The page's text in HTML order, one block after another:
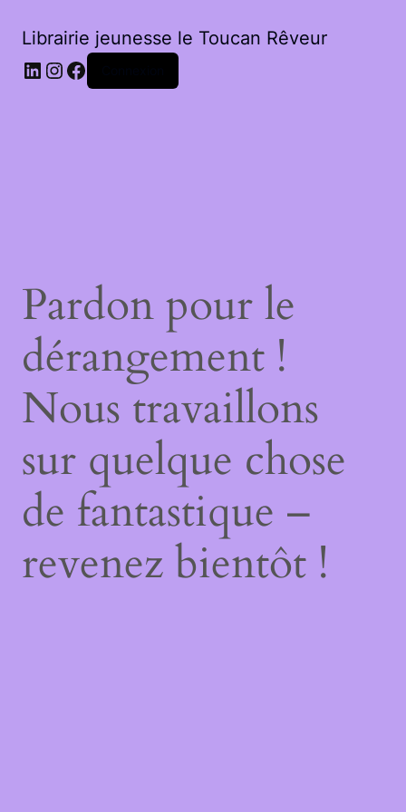
Librairie jeunesse le Toucan Rêveur
LinkedIn
Instagram
Facebook
Pardon pour le
dérangement !
Nous travaillons
sur quelque chose
de fantastique –
revenez bientôt !